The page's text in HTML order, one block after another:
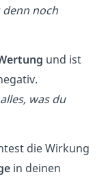
denn noch
und ist
was du
die Wirkung
in deinen